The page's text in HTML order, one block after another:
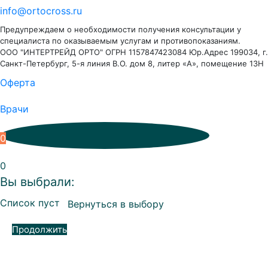
info@ortocross.ru
Предупреждаем о необходимости получения консультации у
специалиста по оказываемым услугам и противопоказаниям.
ООО "ИНТЕРТРЕЙД ОРТО" ОГРН 1157847423084 Юр.Адрес 199034, г.
Санкт-Петербург, 5-я линия В.О. дом 8, литер «А», помещение 13Н
Оферта
Врачи
0
0
Вы выбрали:
Список пуст Вернуться в выбору
Продолжить